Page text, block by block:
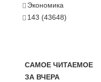
Экономика
143 (43648)
САМОЕ ЧИТАЕМОЕ
ЗА ВЧЕРА